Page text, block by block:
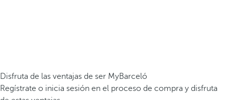
Disfruta de las ventajas de ser MyBarceló
Regístrate o inicia sesión en el proceso de compra y disfruta